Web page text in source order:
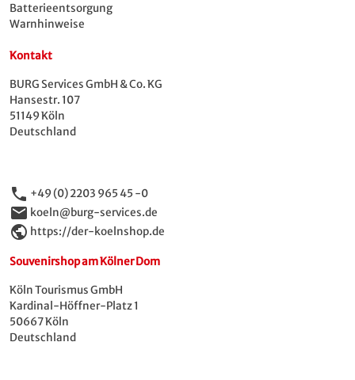
Batterieentsorgung
Warnhinweise
Kontakt
BURG Services GmbH & Co. KG
Hansestr. 107
51149 Köln
Deutschland
phone +49 (0) 2203 965 45 -0
email koeln@burg-services.de
public https://der-koelnshop.de
Souvenirshop am Kölner Dom
Köln Tourismus GmbH
Kardinal-Höffner-Platz 1
50667 Köln
Deutschland